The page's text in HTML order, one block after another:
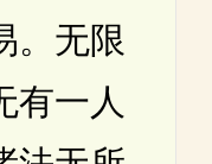
。无限
有一人